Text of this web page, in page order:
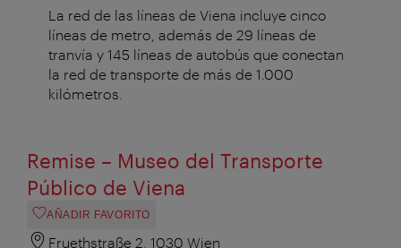
La red de las líneas de Viena incluye cinco
líneas de metro, además de 29 líneas de
tranvía y 145 líneas de autobús que conectan
la red de transporte de más de 1.000
kilómetros.
Remise – Museo del Transporte
Público de Viena
AÑADIR FAVORITO
Fruethstraße 2, 1030 Wien